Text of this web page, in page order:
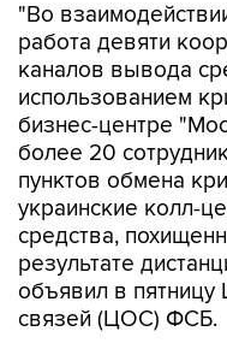
"Во
работа девяти
каналов вывода
использованием
бизнес-центре
более 20
пунктов обмена
украинские колл-
средства,
результате
объявил в
связей (ЦОС) ФСБ.